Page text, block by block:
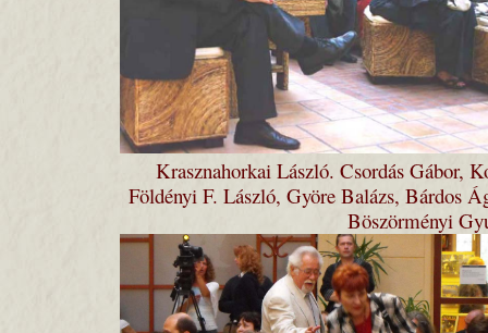
Krasznahorkai László. Csordás Gábor,
Földényi F. László, Györe Balázs, Bárdos
Böszörményi